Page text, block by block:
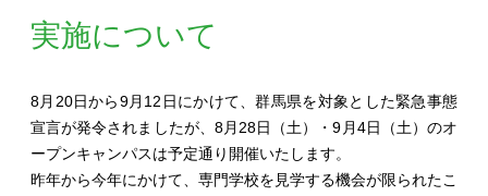
実施について
8月20日から9月12日にかけて、群馬県を対象とした緊急事態
宣言が発令されましたが、8月28日（土）・9月4日（土）のオ
ープンキャンパスは予定通り開催いたします。
昨年から今年にかけて、専門学校を見学する機会が限られたこ